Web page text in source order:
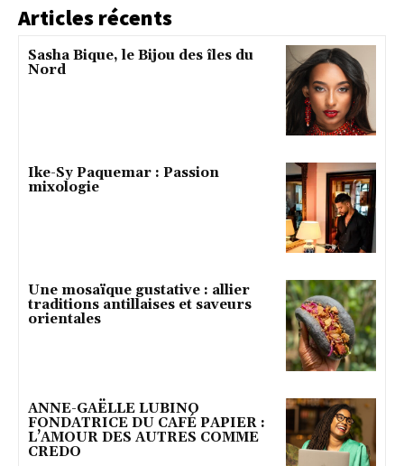
Articles récents
Sasha Bique, le Bijou des îles du
Nord
Ike-Sy Paquemar : Passion
mixologie
Une mosaïque gustative : allier
traditions antillaises et saveurs
orientales
ANNE-GAËLLE LUBINO
FONDATRICE DU CAFÉ PAPIER :
L’AMOUR DES AUTRES COMME
CREDO